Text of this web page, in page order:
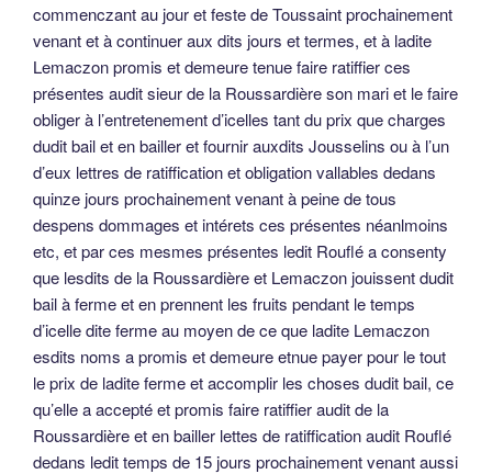
commenczant au jour et feste de Toussaint prochainement
venant et à continuer aux dits jours et termes, et à ladite
Lemaczon promis et demeure tenue faire ratiffier ces
présentes audit sieur de la Roussardière son mari et le faire
obliger à l’entretenement d’icelles tant du prix que charges
dudit bail et en bailler et fournir auxdits Jousselins ou à l’un
d’eux lettres de ratiffication et obligation vallables dedans
quinze jours prochainement venant à peine de tous
despens dommages et intérets ces présentes néanlmoins
etc, et par ces mesmes présentes ledit Rouflé a consenty
que lesdits de la Roussardière et Lemaczon jouissent dudit
bail à ferme et en prennent les fruits pendant le temps
d’icelle dite ferme au moyen de ce que ladite Lemaczon
esdits noms a promis et demeure etnue payer pour le tout
le prix de ladite ferme et accomplir les choses dudit bail, ce
qu’elle a accepté et promis faire ratiffier audit de la
Roussardière et en bailler lettes de ratiffication audit Rouflé
dedans ledit temps de 15 jours prochainement venant aussi